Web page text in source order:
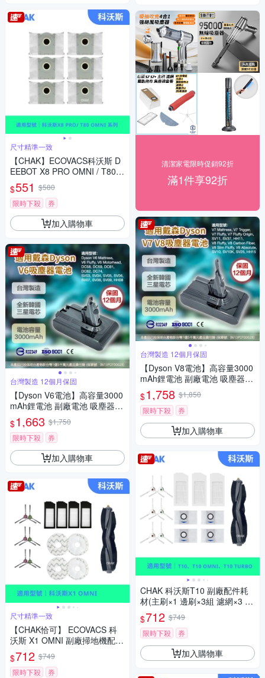
尺寸精準一致
【CHAK】ECOVACS科沃斯 D
EEBOT X8 PRO OMNI / T80 O
MNI 副廠掃拖機配件超值組(集
塵袋6入組)
$551 $580
限時下殺
券
加入購物車
台灣製造 12個月保固
【Dyson V6電池】高容量3000
mAh鋰電池 副廠電池 吸塵器配
件(加贈前後濾網組)
$1,663 $1,750
限時下殺
券
加入購物車
尺寸精準一致
【CHAK恰可】 ECOVACS 科
沃斯 X1 OMNI 副廠掃地機配件
超值組 (主刷×1 邊刷×3 濾網×4
拖布×2)
$712 $749
限時下殺
券
清潔家電限時促銷92折
滿1件享92折
台灣製造 12個月保固
【Dyson V8電池】高容量3000
mAh鋰電池 副廠電池 吸塵器配
件(加贈前後濾網組)
$1,758 $1,850
限時下殺
券
加入購物車
CHAK 科沃斯T10 副廠配件耗
材(主刷×1 邊刷×3組 濾網×3 集
塵袋x4)
$712 $749
限時下殺
券
加入購物車